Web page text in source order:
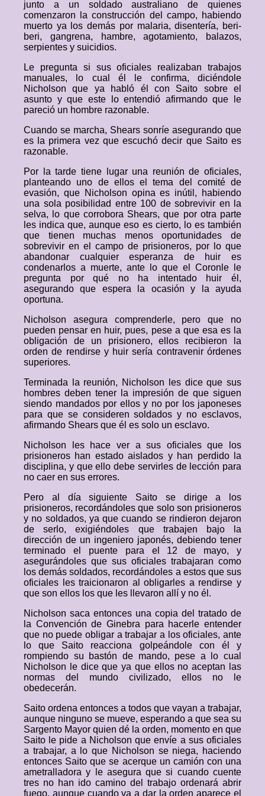
junto a un soldado australiano de quienes
comenzaron la construcción del campo, habiendo
muerto ya los demás por malaria, disentería, beri-
beri, gangrena, hambre, agotamiento, balazos,
serpientes y suicidios.
Le pregunta si sus oficiales realizaban trabajos
manuales, lo cual él le confirma, diciéndole
Nicholson que ya habló él con Saito sobre el
asunto y que este lo entendió afirmando que le
pareció un hombre razonable.
Cuando se marcha, Shears sonríe asegurando que
es la primera vez que escuchó decir que Saito es
razonable.
Por la tarde tiene lugar una reunión de oficiales,
planteando uno de ellos el tema del comité de
evasión, que Nicholson opina es inútil, habiendo
una sola posibilidad entre 100 de sobrevivir en la
selva, lo que corrobora Shears, que por otra parte
les indica que, aunque eso es cierto, lo es también
que tienen muchas menos oportunidades de
sobrevivir en el campo de prisioneros, por lo que
abandonar cualquier esperanza de huir es
condenarlos a muerte, ante lo que el Coronle le
pregunta por qué no ha intentado huir él,
asegurando que espera la ocasión y la ayuda
oportuna.
Nicholson asegura comprenderle, pero que no
pueden pensar en huir, pues, pese a que esa es la
obligación de un prisionero, ellos recibieron la
orden de rendirse y huir sería contravenir órdenes
superiores.
Terminada la reunión, Nicholson les dice que sus
hombres deben tener la impresión de que siguen
siendo mandados por ellos y no por los japoneses
para que se consideren soldados y no esclavos,
afirmando Shears que él es solo un esclavo.
Nicholson les hace ver a sus oficiales que los
prisioneros han estado aislados y han perdido la
disciplina, y que ello debe servirles de lección para
no caer en sus errores.
Pero al día siguiente Saito se dirige a los
prisioneros, recordándoles que solo son prisioneros
y no soldados, ya que cuando se rindieron dejaron
de serlo, exigiéndoles que trabajen bajo la
dirección de un ingeniero japonés, debiendo tener
terminado el puente para el 12 de mayo, y
asegurándoles que sus oficiales trabajaran como
los demás soldados, recordándoles a estos que sus
oficiales les traicionaron al obligarles a rendirse y
que son ellos los que les llevaron allí y no él.
Nicholson saca entonces una copia del tratado de
la Convención de Ginebra para hacerle entender
que no puede obligar a trabajar a los oficiales, ante
lo que Saito reacciona golpeándole con él y
rompiendo su bastón de mando, pese a lo cual
Nicholson le dice que ya que ellos no aceptan las
normas del mundo civilizado, ellos no le
obedecerán.
Saito ordena entonces a todos que vayan a trabajar,
aunque ninguno se mueve, esperando a que sea su
Sargento Mayor quien dé la orden, momento en que
Saito le pide a Nicholson que envíe a sus oficiales
a trabajar, a lo que Nicholson se niega, haciendo
entonces Saito que se acerque un camión con una
ametralladora y le asegura que si cuando cuente
tres no han ido camino del trabajo ordenará abrir
fuego, aunque cuando va a dar la orden aparece el